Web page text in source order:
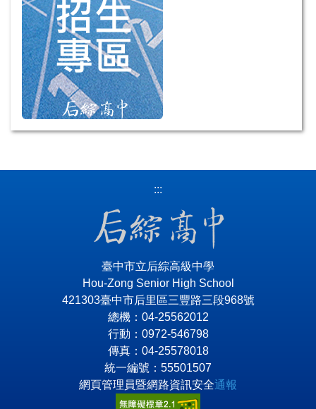
:::
臺中市立后綜高級中學
Hou-Zong Senior High School
421303臺中市后里區三豐路三段968號
總機：04-25562012
行動：0972-546798
傳真：04-25578018
統一編號：55501507
網頁管理員暨網路資訊安全通報